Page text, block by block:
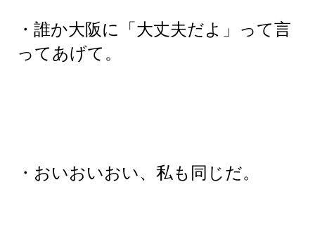
・誰か大阪に「大丈夫だよ」って言
ってあげて。
・おいおいおい、私も同じだ。